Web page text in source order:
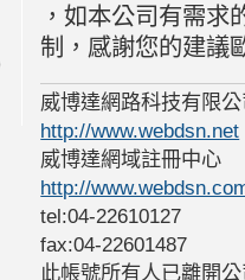
，如本公司有需
制，感謝您的建議
威博達網路科技有限
http://www.webdsn.net
威博達網域註冊中心
http://
tel:04-22610127
fax:04-22601487
此帳號所有人已離開